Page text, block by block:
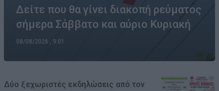
Δείτε που θα γίνει διακοπή ρεύματος
σήμερα Σάββατο και αύριο Κυριακή
08/08/2026 , 9:01
Δύο ξεχωριστές εκδηλώσεις από τον